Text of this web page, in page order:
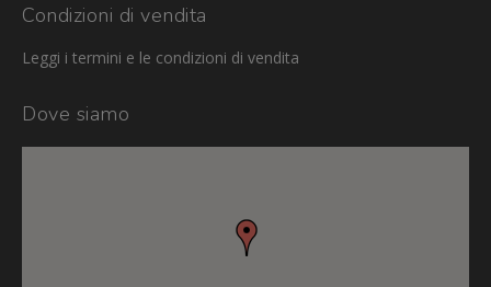
Condizioni di vendita
Leggi i termini e le condizioni di vendita
Dove siamo